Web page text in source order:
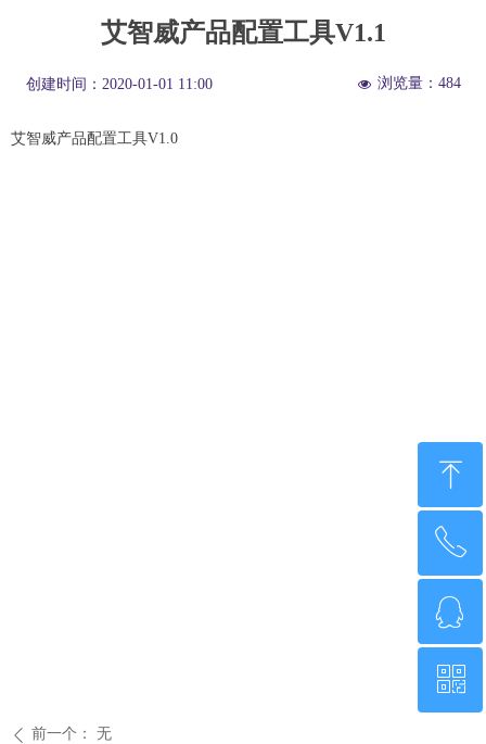
艾智威产品配置工具V1.1
艾智威产品配置工具V1.0
创建时间： 2020-01-01 11:00 넶 浏览量： 484
ꄴ 前一个： 无
ꁸ
回到顶部
ꂅ
ꁗ
QQ客服
ꀥ